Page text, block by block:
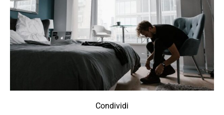
Condividi